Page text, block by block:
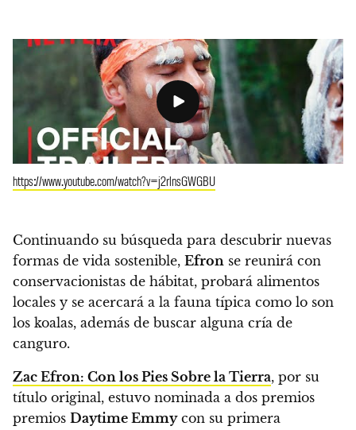
https://www.youtube.com/watch?v=j2rlnsGWGBU
Continuando su búsqueda para descubrir nuevas
formas de vida sostenible, Efron se reunirá con
conservacionistas de hábitat, probará alimentos
locales y se acercará a la fauna típica como lo son
los koalas, además de buscar alguna cría de
canguro.
Zac Efron: Con los Pies Sobre la Tierra, por su
título original, estuvo nominada a dos premios
premios Daytime Emmycon su primera